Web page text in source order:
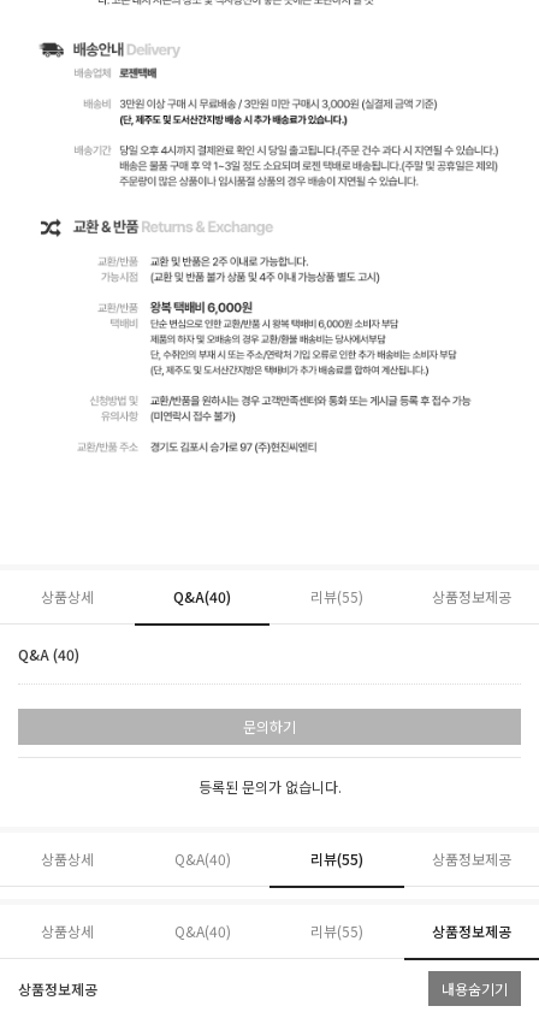
상품상세 Q&A(40) 리뷰(55) 상품정보제공
Q&A (40)
문의하기
등록된 문의가 없습니다.
상품상세 Q&A(40) 리뷰(55) 상품정보제공
상품상세 Q&A(40) 리뷰(55) 상품정보제공
상품정보제공 내용숨기기